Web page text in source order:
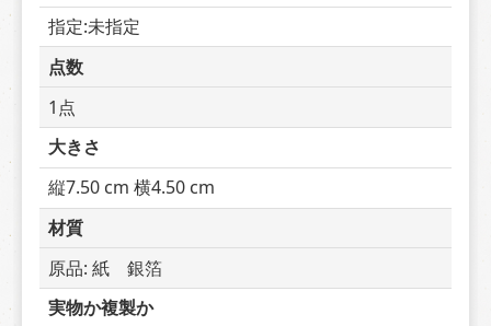
指定:未指定
点数
1点
大きさ
縦7.50 cm 横4.50 cm
材質
原品: 紙　銀箔
実物か複製か